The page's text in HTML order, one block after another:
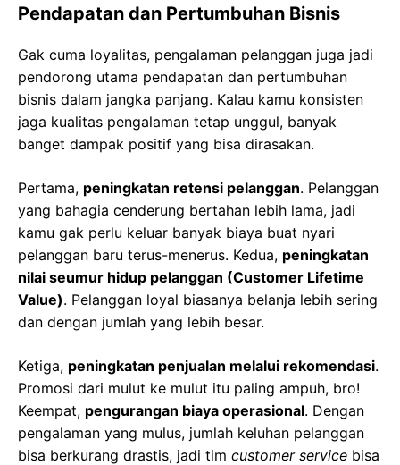
Pendapatan dan Pertumbuhan Bisnis
Gak cuma loyalitas, pengalaman pelanggan juga jadi
pendorong utama pendapatan dan pertumbuhan
bisnis dalam jangka panjang. Kalau kamu konsisten
jaga kualitas pengalaman tetap unggul, banyak
banget dampak positif yang bisa dirasakan.
Pertama, peningkatan retensi pelanggan. Pelanggan
yang bahagia cenderung bertahan lebih lama, jadi
kamu gak perlu keluar banyak biaya buat nyari
pelanggan baru terus-menerus. Kedua, peningkatan
nilai seumur hidup pelanggan (Customer Lifetime
Value). Pelanggan loyal biasanya belanja lebih sering
dan dengan jumlah yang lebih besar.
Ketiga, peningkatan penjualan melalui rekomendasi.
Promosi dari mulut ke mulut itu paling ampuh, bro!
Keempat, pengurangan biaya operasional. Dengan
pengalaman yang mulus, jumlah keluhan pelanggan
bisa berkurang drastis, jadi tim customer service bisa